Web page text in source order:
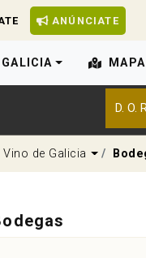
ANÚNCIATE
GALICIA MAPA
D. O.
Vino de Galicia